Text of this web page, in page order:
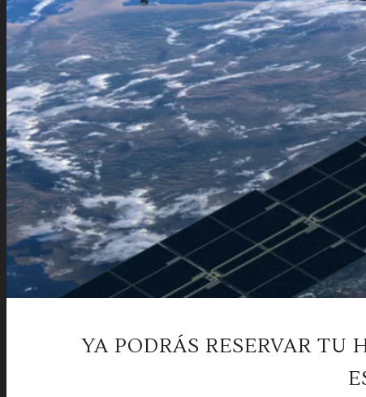
YA PODRÁS RESERVAR TU